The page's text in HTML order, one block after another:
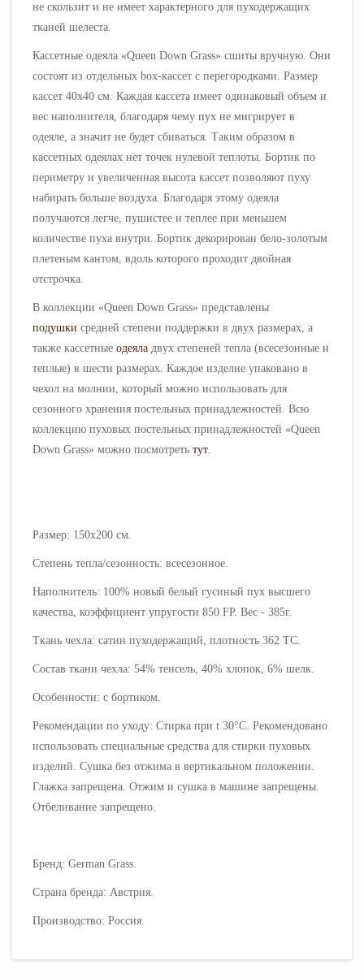
не скользит и не имеет характерного для пуходержащих
тканей шелеста.
Кассетные одеяла «Queen Down Grass» сшиты вручную. Они
состоят из отдельных box-кассет с перегородками. Размер
кассет 40х40 см. Каждая кассета имеет одинаковый объем и
вес наполнителя, благодаря чему пух не мигрирует в
одеяле, а значит не будет сбиваться. Таким образом в
кассетных одеялах нет точек нулевой теплоты. Бортик по
периметру и увеличенная высота кассет позволяют пуху
набирать больше воздуха. Благодаря этому одеяла
получаются легче, пушистее и теплее при меньшем
количестве пуха внутри. Бортик декорирован бело-золотым
плетеным кантом, вдоль которого проходит двойная
отстрочка.
В коллекции «Queen Down Grass» представлены
подушки средней степени поддержки в двух размерах, а
также кассетные одеяла двух степеней тепла (всесезонные и
теплые) в шести размерах. Каждое изделие упаковано в
чехол на молнии, который можно использовать для
сезонного хранения постельных принадлежностей. Всю
коллекцию пуховых постельных принадлежностей «Queen
Down Grass» можно посмотреть тут.
Размер: 150х200 см.
Степень тепла/сезонность: всесезонное.
Наполнитель: 100% новый белый гусиный пух высшего
качества, коэффициент упругости 850 FP. Вес - 385г.
Ткань чехла: сатин пуходержащий, плотность 362 ТС.
Состав ткани чехла: 54% тенсель, 40% хлопок, 6% шелк.
Особенности: с бортиком.
Рекомендации по уходу: Стирка при t 30°C. Рекомендовано
использовать специальные средства для стирки пуховых
изделий. Сушка без отжима в вертикальном положении.
Глажка запрещена. Отжим и сушка в машине запрещены.
Отбеливание запрещено.
Бренд: German Grass.
Страна бренда: Австрия.
Производство: Россия.